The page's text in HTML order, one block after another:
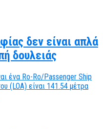
δεν είναι απλά
δουλειάς